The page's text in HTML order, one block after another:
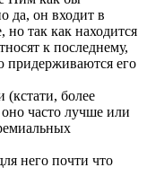
да, он входит в
но так как находится
к последнему,
придерживаются его
(кстати, более
часто лучше или
него почти что